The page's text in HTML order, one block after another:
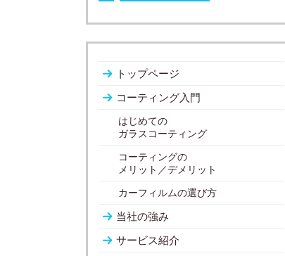
トップページ
コーティング入門
はじめての
ガラスコーティング
コーティングの
メリット／デメリット
カーフィルムの選び方
当社の強み
サービス紹介